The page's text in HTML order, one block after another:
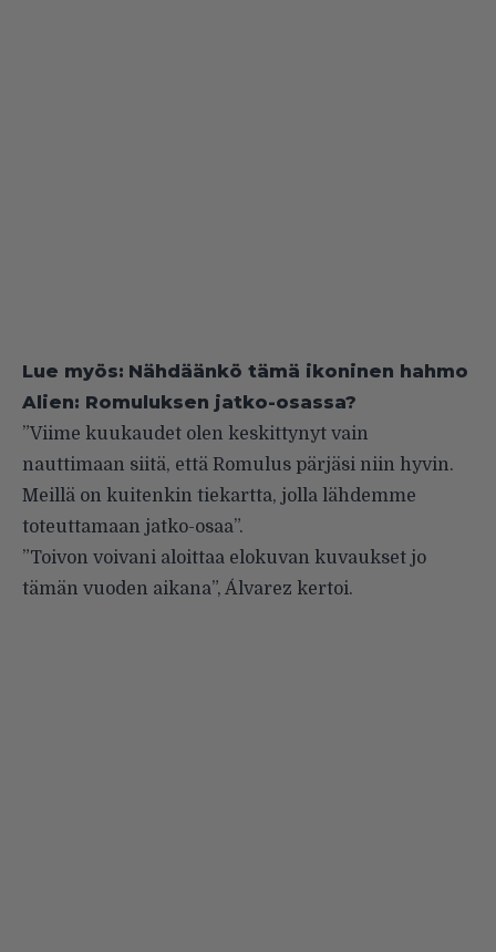
Lue myös: Nähdäänkö tämä ikoninen hahmo
Alien: Romuluksen jatko-osassa?
”Viime kuukaudet olen keskittynyt vain
nauttimaan siitä, että Romulus pärjäsi niin hyvin.
Meillä on kuitenkin tiekartta, jolla lähdemme
toteuttamaan jatko-osaa”.
”Toivon voivani aloittaa elokuvan kuvaukset jo
tämän vuoden aikana”, Álvarez kertoi.